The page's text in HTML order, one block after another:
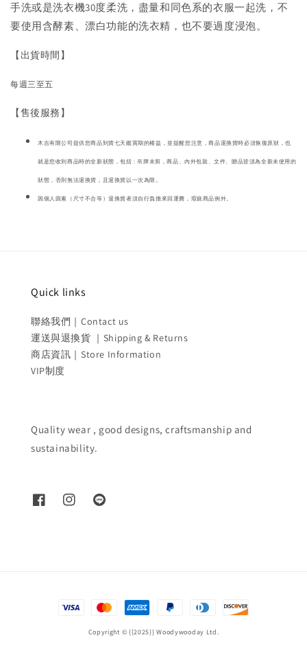
手洗或是洗衣機30度柔洗，盡量和同色系的衣服一起洗，不
要使用含酵素、漂白功能的洗衣精，也不要過度浸泡。
【出貨時間】
每週三至五
【售後服務】
木吉有限公司提供您商品到貨七天鑑賞期的權益，並提醒您注意，商品退換貨時必須恢復原狀，也
就是您收到商品時的全新狀態，包括 : 吊牌未剪，商品、內外包裝、文件、贈品皆須為全新未使用的
狀態，否則無法退換貨，且退換貨以一次為限。
因個人因素（尺寸不合等）退換貨者須自行負擔來回運費，瑕疵商品例外。
Quick links
聯絡我們｜Contact us
運送與退換貨 ｜Shipping & Returns
商店資訊｜Store Information
VIP制度
Quality wear , good designs, craftsmanship and
sustainability.
Copyright © {{2025}} Woodywooday Ltd.